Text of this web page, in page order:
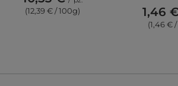
(12,39 € / 100g) 1,46
(1,46 €